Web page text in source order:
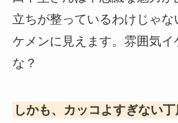
立ちが整っているわけじゃな
ケメンに見えます。雰囲気
な？
しかも、カッコよすぎない